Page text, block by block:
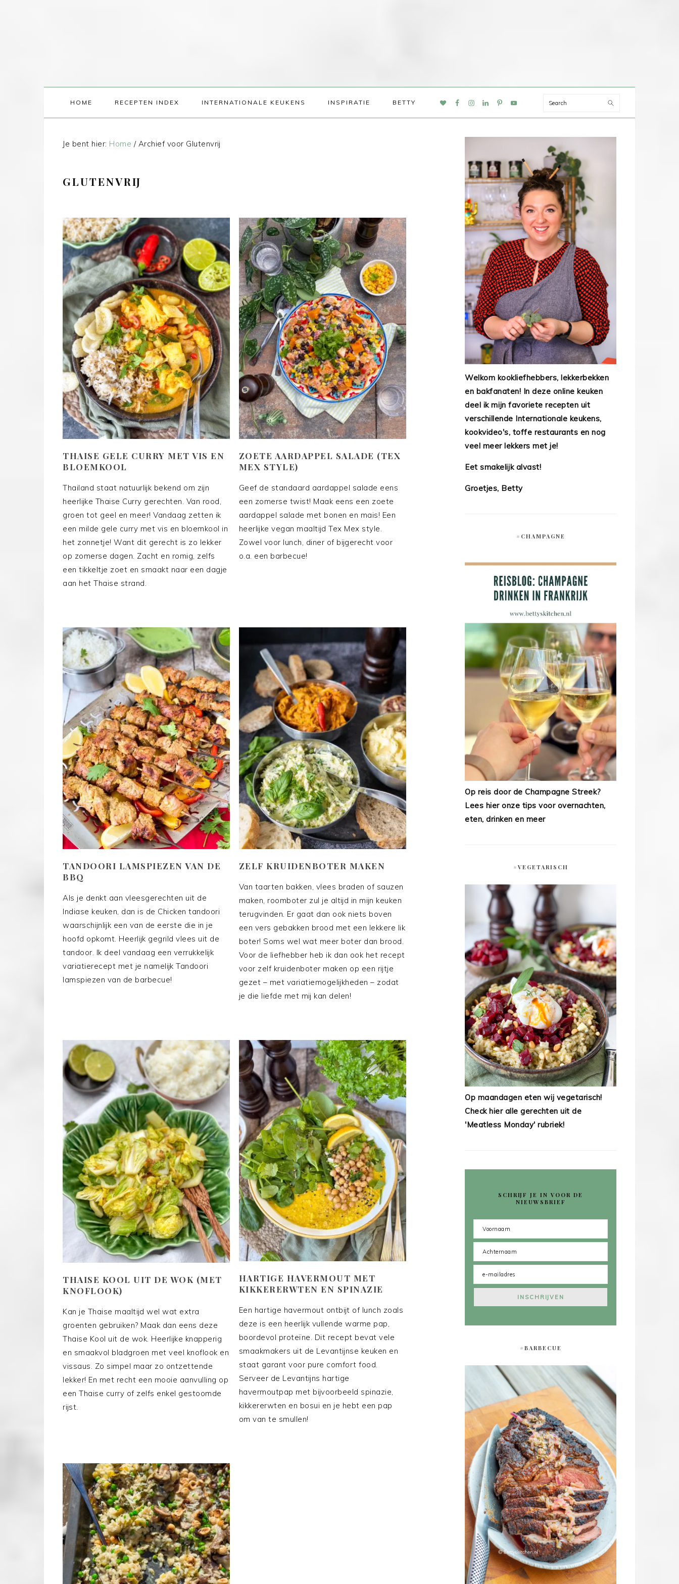
HOME RECEPTEN INDEX INTERNATIONALE KEUKENS INSPIRATIE BETTY
NAV
Search
Je bent hier: Home /Archief voor Glutenvrij
GLUTENVRIJ
THAISE GELE CURRY MET VIS EN
BLOEMKOOL
Thailand staat natuurlijk bekend om zijn
heerlijke Thaise Curry gerechten. Van rood,
groen tot geel en meer! Vandaag zetten ik
een milde gele curry met vis en bloemkool in
het zonnetje! Want dit gerecht is zo lekker
op zomerse dagen. Zacht en romig, zelfs
een tikkeltje zoet en smaakt naar een dagje
aan het Thaise strand.
ZOETE AARDAPPEL SALADE (TEX
MEX STYLE)
Geef de standaard aardappel salade eens
een zomerse twist! Maak eens een zoete
aardappel salade met bonen en mais! Een
heerlijke vegan maaltijd Tex Mex style.
Zowel voor lunch, diner of bijgerecht voor
o.a. een barbecue!
TANDOORI LAMSPIEZEN VAN DE
BBQ
Als je denkt aan vleesgerechten uit de
Indiase keuken, dan is de Chicken tandoori
waarschijnlijk een van de eerste die in je
hoofd opkomt. Heerlijk gegrild vlees uit de
tandoor. Ik deel vandaag een verrukkelijk
variatierecept met je namelijk Tandoori
lamspiezen van de barbecue!
ZELF KRUIDENBOTER MAKEN
Van taarten bakken, vlees braden of sauzen
maken, roomboter zul je altijd in mijn keuken
terugvinden. Er gaat dan ook niets boven
een vers gebakken brood met een lekkere lik
boter! Soms wel wat meer boter dan brood.
Voor de liefhebber heb ik dan ook het recept
voor zelf kruidenboter maken op een rijtje
gezet – met variatiemogelijkheden – zodat
je die liefde met mij kan delen!
THAISE KOOL UIT DE WOK (MET
KNOFLOOK)
Kan je Thaise maaltijd wel wat extra
groenten gebruiken? Maak dan eens deze
Thaise Kool uit de wok. Heerlijke knapperig
en smaakvol bladgroen met veel knoflook en
vissaus. Zo simpel maar zo ontzettende
lekker! En met recht een mooie aanvulling op
een Thaise curry of zelfs enkel gestoomde
rijst.
HARTIGE HAVERMOUT MET
KIKKERERWTEN EN SPINAZIE
Een hartige havermout ontbijt of lunch zoals
deze is een heerlijk vullende warme pap,
boordevol proteïne. Dit recept bevat vele
smaakmakers uit de Levantijnse keuken en
staat garant voor pure comfort food.
Serveer de Levantijns hartige
havermoutpap met bijvoorbeeld spinazie,
kikkererwten en bosui en je hebt een pap
om van te smullen!
Welkom kookliefhebbers, lekkerbekken
en bakfanaten! In deze online keuken
deel ik mijn favoriete recepten uit
verschillende Internationale keukens,
kookvideo's, toffe restaurants en nog
veel meer lekkers met je!
Eet smakelijk alvast!
Groetjes, Betty
#CHAMPAGNE
Op reis door de Champagne Streek?
Lees hier onze tips voor overnachten,
eten, drinken en meer
#VEGETARISCH
Op maandagen eten wij vegetarisch!
Check hier alle gerechten uit de
'Meatless Monday' rubriek!
SCHRIJF JE IN VOOR DE
NIEUWSBRIEF
#BARBECUE